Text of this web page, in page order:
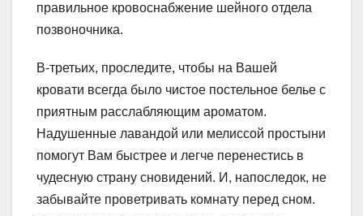
правильное кровоснабжение шейного отдела
позвоночника.
В-третьих, проследите, чтобы на Вашей
кровати всегда было чистое постельное белье с
приятным расслабляющим ароматом.
Надушенные лавандой или мелиссой простыни
помогут Вам быстрее и легче перенестись в
чудесную страну сновидений. И, напоследок, не
забывайте проветривать комнату перед сном.